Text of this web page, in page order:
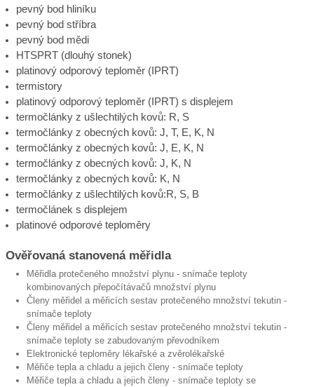
pevný bod hliníku
pevný bod stříbra
pevný bod mědi
HTSPRT (dlouhý stonek)
platinový odporový teploměr (IPRT)
termistory
platinový odporový teploměr (IPRT) s displejem
termočlánky z ušlechtilých kovů: R, S
termočlánky z obecných kovů: J, T, E, K, N
termočlánky z obecných kovů: J, E, K, N
termočlánky z obecných kovů: J, K, N
termočlánky z obecných kovů: K, N
termočlánky z ušlechtilých kovů:R, S, B
termočlánek s displejem
platinové odporové teploměry
Ověřovaná stanovená měřidla
Měřidla protečeného množství plynu - snímače teploty
kombinovaných přepočítávačů množství plynu
Členy měřidel a měřicích sestav protečeného množství tekutin -
snímače teploty
Členy měřidel a měřicích sestav protečeného množství tekutin -
snímače teploty se zabudovaným převodníkem
Elektronické teploměry lékařské a zvěrolékařské
Měřiče tepla a chladu a jejich členy - snímače teploty
Měřiče tepla a chladu a jejich členy - snímače teploty se